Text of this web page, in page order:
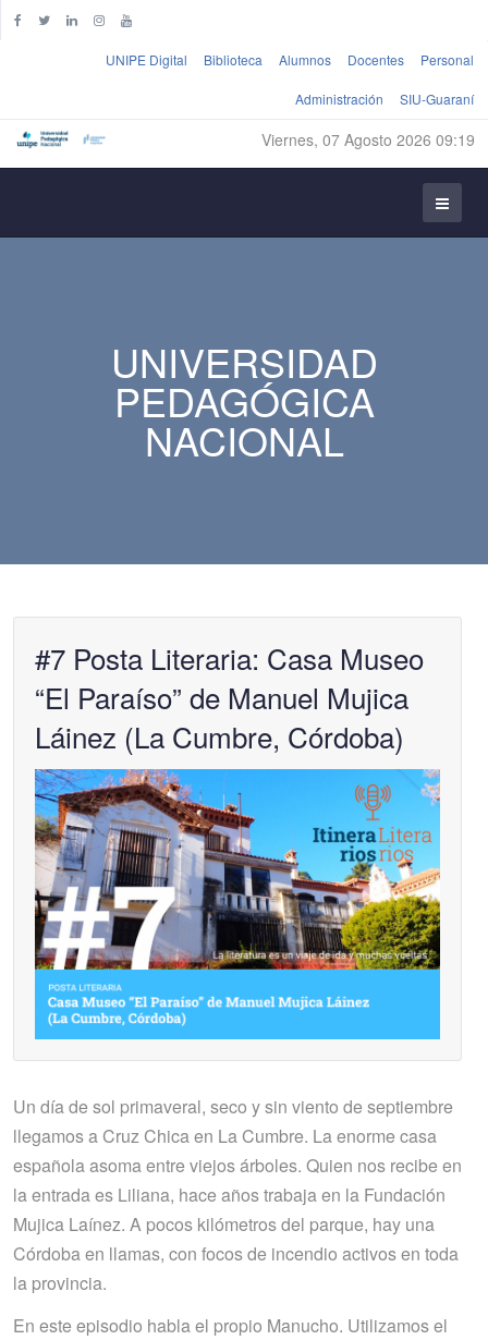
UNIPE Digital Biblioteca Alumnos Docentes Personal
Administración SIU-Guaraní
Viernes, 07 Agosto 2026 09:19
UNIVERSIDAD
PEDAGÓGICA
NACIONAL
#7 Posta Literaria: Casa Museo
“El Paraíso” de Manuel Mujica
Láinez (La Cumbre, Córdoba)
Un día de sol primaveral, seco y sin viento de septiembre
llegamos a Cruz Chica en La Cumbre. La enorme casa
española asoma entre viejos árboles. Quien nos recibe en
la entrada es Liliana, hace años trabaja en la Fundación
Mujica Laínez. A pocos kilómetros del parque, hay una
Córdoba en llamas, con focos de incendio activos en toda
la provincia.
En este episodio habla el propio Manucho. Utilizamos el